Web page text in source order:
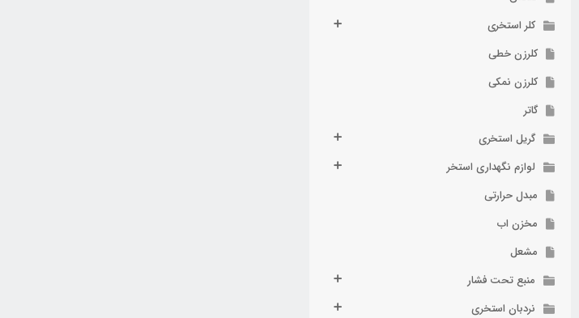
کلر استخری
کلرزن خطی
کلرزن نمکی
گاتر
گریل استخری
لوازم نگهداری استخر
مبدل حرارتی
مخزن اب
مشعل
منبع تحت فشار
نردبان استخری